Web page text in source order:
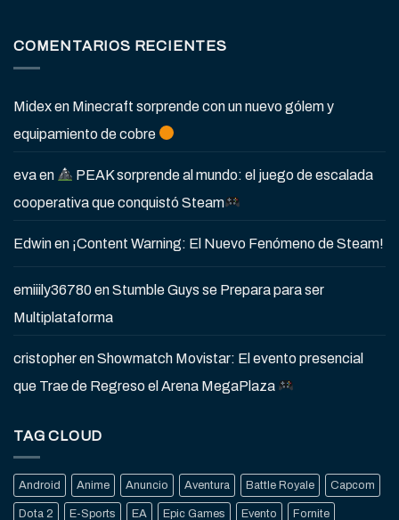
COMENTARIOS RECIENTES
Midexen Minecraft sorprende con un nuevo gólem y
equipamiento de cobre
evaen
PEAK sorprende al mundo: el juego de escalada
cooperativa que conquistó Steam
Edwinen ¡Content Warning: El Nuevo Fenómeno de Steam!
emiiily36780enStumble Guys se Prepara para ser
Multiplataforma
cristopherenShowmatch Movistar: El evento presencial
que Trae de Regreso el Arena MegaPlaza
TAG CLOUD
Android Anime Anuncio Aventura Battle Royale Capcom
Dota 2 E-Sports EA Epic Games Evento Fornite